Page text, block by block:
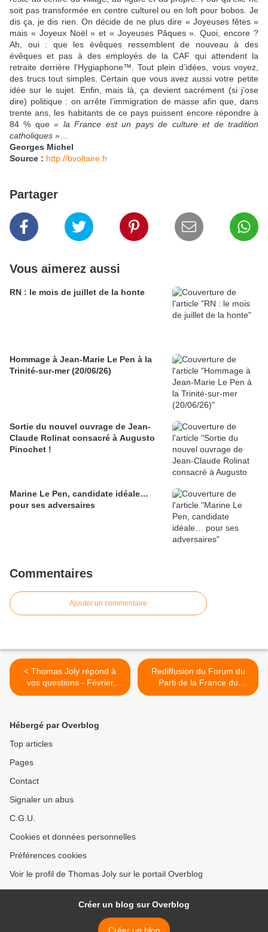
soit pas transformée en centre culturel ou en loft pour bobos. Je
dis ça, je dis rien. On décide de ne plus dire « Joyeuses fêtes »
mais « Joyeux Noël » et « Joyeuses Pâques ». Quoi, encore ?
Ah, oui : que les évêques ressemblent de nouveau à des
évêques et pas à des employés de la CAF qui attendent la
retraite derrière l'Hygiaphone™. Tout plein d’idées, vous voyez,
des trucs tout simples. Certain que vous avez aussi votre petite
idée sur le sujet. Enfin, mais là, ça devient sacrément (si j’ose
dire) politique : on arrête l’immigration de masse afin que, dans
trente ans, les habitants de ce pays puissent encore répondre à
84 % que« la France est un pays de culture et de tradition
catholiques »
Georges Michel
Source : http://bvoltaire.fr
Partager
Vous aimerez aussi
RN : le mois de juillet de la honte
Hommage à Jean-Marie Le Pen à la
Trinité-sur-mer (20/06/26)
Sortie du nouvel ouvrage de Jean-
Claude Rolinat consacré à Augusto
Pinochet !
Marine Le Pen, candidate idéale…
pour ses adversaires
Commentaires
Ajouter un commentaire
< Thomas Joly répond à
vos questions - Février
2024
Rediffusion du Forum du
Parti de la France du
22/02/24 >
Hébergé par Overblog
Top articles
Pages
Contact
Signaler un abus
C.G.U.
Cookies et données personnelles
Préférences cookies
Voir le profil de Thomas Joly sur le portail Overblog
Créer un blog sur Overblog